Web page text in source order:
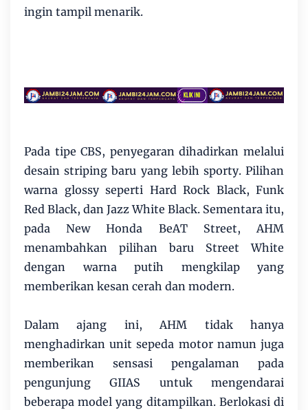
ingin tampil menarik.
Pada tipe CBS, penyegaran dihadirkan melalui
desain striping baru yang lebih sporty. Pilihan
warna glossy seperti Hard Rock Black, Funk
Red Black, dan Jazz White Black. Sementara itu,
pada New Honda BeAT Street, AHM
menambahkan pilihan baru Street White
dengan warna putih mengkilap yang
memberikan kesan cerah dan modern.
Dalam ajang ini, AHM tidak hanya
menghadirkan unit sepeda motor namun juga
memberikan sensasi pengalaman pada
pengunjung GIIAS untuk mengendarai
beberapa model yang ditampilkan. Berlokasi di